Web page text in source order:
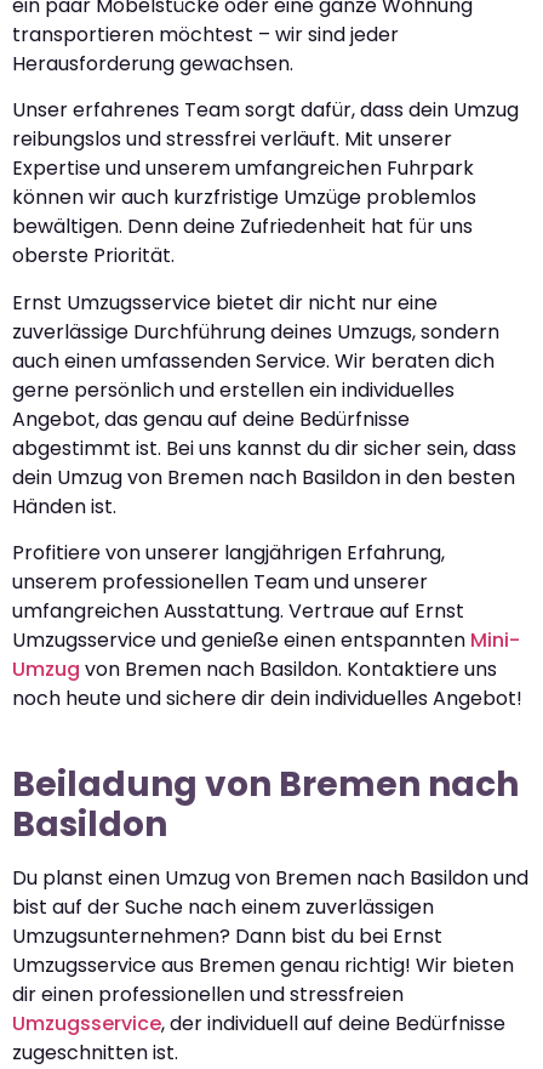
transportieren möchtest – wir sind jeder
Herausforderung gewachsen.
Unser erfahrenes Team sorgt dafür, dass dein Umzug
reibungslos und stressfrei verläuft. Mit unserer
Expertise und unserem umfangreichen Fuhrpark
können wir auch kurzfristige Umzüge problemlos
bewältigen. Denn deine Zufriedenheit hat für uns
oberste Priorität.
Ernst Umzugsservice bietet dir nicht nur eine
zuverlässige Durchführung deines Umzugs, sondern
auch einen umfassenden Service. Wir beraten dich
gerne persönlich und erstellen ein individuelles
Angebot, das genau auf deine Bedürfnisse
abgestimmt ist. Bei uns kannst du dir sicher sein, dass
dein Umzug von Bremen nach Basildon in den besten
Händen ist.
Profitiere von unserer langjährigen Erfahrung,
unserem professionellen Team und unserer
umfangreichen Ausstattung. Vertraue auf Ernst
Umzugsservice und genieße einen entspannten Mini-
Umzug von Bremen nach Basildon. Kontaktiere uns
noch heute und sichere dir dein individuelles Angebot!
Beiladung von Bremen nach
Basildon
Du planst einen Umzug von Bremen nach Basildon und
bist auf der Suche nach einem zuverlässigen
Umzugsunternehmen? Dann bist du bei Ernst
Umzugsservice aus Bremen genau richtig! Wir bieten
dir einen professionellen und stressfreien
Umzugsservice, der individuell auf deine Bedürfnisse
zugeschnitten ist.